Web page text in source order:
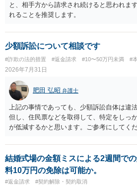
と、相手方から請求され続けると思われま
れることを推奨します。
少額訴訟について相談です
#詐欺の法的措置 #返金請求 #10〜50万円未満 #
2026年7月31日
肥田 弘昭 弁護士
上記の事情であっても、少額訴訟自体は違
但し、住民票などを取得して、特定をしっ
が低減するかと思います。ご参考にしてくだ
結婚式場の金額ミスによる2週間で
料10万円の免除は可能か。
#返金請求 #契約解除・契約取消